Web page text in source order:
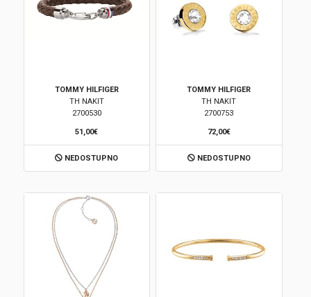
Prijava
Registracija
TOMMY HILFIGER
TH NAKIT
2700530
51,00€
NEDOSTUPNO
TOMMY HILFIGER
TH NAKIT
2700753
72,00€
NEDOSTUPNO